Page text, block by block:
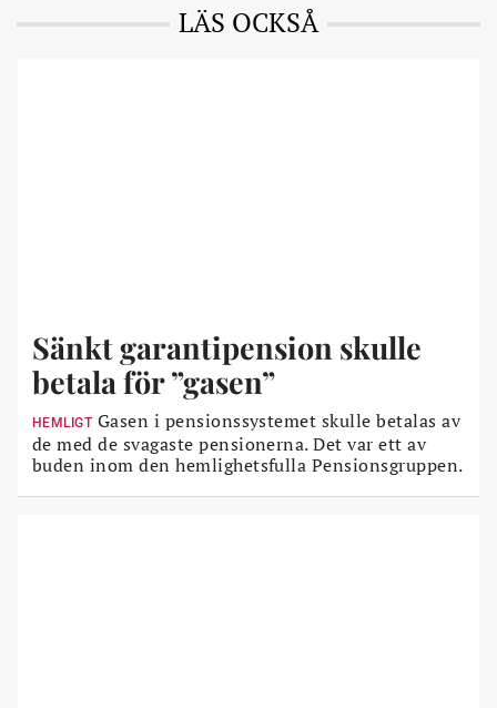
LÄS OCKSÅ
Sänkt garantipension skulle
betala för ”gasen”
HEMLIGT Gasen i pensionssystemet skulle betalas av
de med de svagaste pensionerna. Det var ett av
buden inom den hemlighetsfulla Pensionsgruppen.